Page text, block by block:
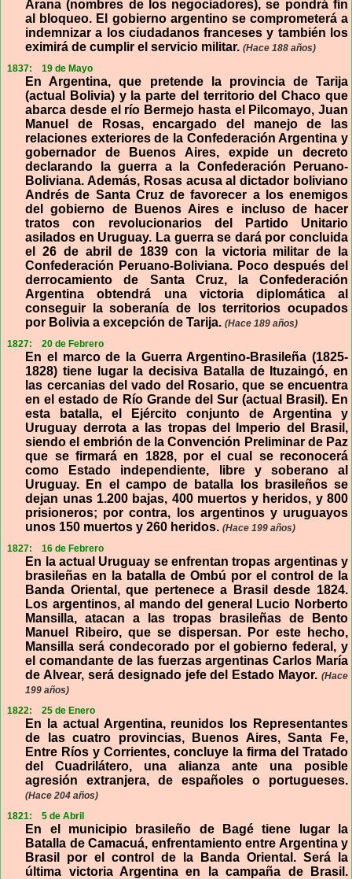
Arana (nombres de los negociadores), se pondrá fin
al bloqueo. El gobierno argentino se comprometerá a
indemnizar a los ciudadanos franceses y también los
eximirá de cumplir el servicio militar.(Hace 188 años)
1837:
19 de Mayo
En Argentina, que pretende la provincia de Tarija
(actual Bolivia) y la parte del territorio del Chaco que
abarca desde el río Bermejo hasta el Pilcomayo, Juan
Manuel de Rosas, encargado del manejo de las
relaciones exteriores de la Confederación Argentina y
gobernador de Buenos Aires, expide un decreto
declarando la guerra a la Confederación Peruano-
Boliviana. Además, Rosas acusa al dictador boliviano
Andrés de Santa Cruz de favorecer a los enemigos
del gobierno de Buenos Aires e incluso de hacer
tratos con revolucionarios del Partido Unitario
asilados en Uruguay. La guerra se dará por concluida
el 26 de abril de 1839 con la victoria militar de la
Confederación Peruano-Boliviana. Poco después del
derrocamiento de Santa Cruz, la Confederación
Argentina obtendrá una victoria diplomática al
conseguir la soberanía de los territorios ocupados
por Bolivia a excepción de Tarija.(Hace 189 años)
1827:
20 de Febrero
En el marco de la Guerra Argentino-Brasileña (1825-
1828) tiene lugar la decisiva Batalla de Ituzaingó, en
las cercanias del vado del Rosario, que se encuentra
en el estado de Río Grande del Sur (actual Brasil). En
esta batalla, el Ejército conjunto de Argentina y
Uruguay derrota a las tropas del Imperio del Brasil,
siendo el embrión de la Convención Preliminar de Paz
que se firmará en 1828, por el cual se reconocerá
como Estado independiente, libre y soberano al
Uruguay. En el campo de batalla los brasileños se
dejan unas 1.200 bajas, 400 muertos y heridos, y 800
prisioneros; por contra, los argentinos y uruguayos
unos 150 muertos y 260 heridos.(Hace 199 años)
1827:
16 de Febrero
En la actual Uruguay se enfrentan tropas argentinas y
brasileñas en la batalla de Ombú por el control de la
Banda Oriental, que pertenece a Brasil desde 1824.
Los argentinos, al mando del general Lucio Norberto
Mansilla, atacan a las tropas brasileñas de Bento
Manuel Ribeiro, que se dispersan. Por este hecho,
Mansilla será condecorado por el gobierno federal, y
el comandante de las fuerzas argentinas Carlos María
de Alvear, será designado jefe del Estado Mayor. (Hace
199 años)
1822:
25 de Enero
En la actual Argentina, reunidos los Representantes
de las cuatro provincias, Buenos Aires, Santa Fe,
Entre Ríos y Corrientes, concluye la firma del Tratado
del Cuadrilátero, una alianza ante una posible
agresión extranjera, de españoles o portugueses.
(Hace 204 años)
1821:
5 de Abril
En el municipio brasileño de Bagé tiene lugar la
Batalla de Camacuá, enfrentamiento entre Argentina y
Brasil por el control de la Banda Oriental. Será la
última victoria Argentina en la campaña de Brasil.